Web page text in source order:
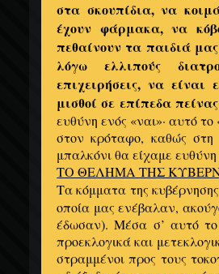
στα σκουπίδια, να
έχουν φάρμακα, να
πεθαίνουν τα παιδιά
λόγω ελλιπούς
επιχειρήσεις, να
μισθοί σε επίπεδα πείνας
ευθύνη ενός «ναι»· αυτό
στον κρόταφο, καθώς
μπαλκόνι θα είχαμε
ΤΟ ΘΕΛΗΜΑ ΤΗΣ
Τα κόμματα της
οποία μας ενέβαλαν,
έδωσαν). Μέσα σ’ αυτό το
προεκλογικά και
στραμμένοι προς τους